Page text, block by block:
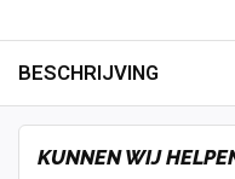
BESCHRIJVING
KUNNEN WIJ